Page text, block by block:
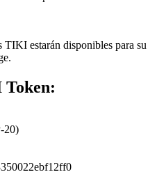
TIKI estarán disponibles para su
20)